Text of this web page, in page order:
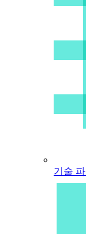
기술